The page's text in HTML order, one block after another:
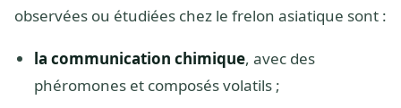
observées ou étudiées chez le frelon asiatique sont :
la communication chimique, avec des
phéromones et composés volatils ;